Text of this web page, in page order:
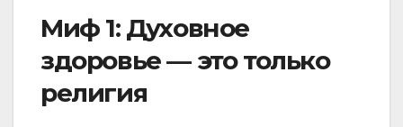
Миф 1: Духовное
здоровье — это только
религия